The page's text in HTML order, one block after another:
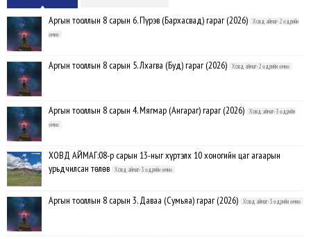
Аргын тооллын 8 сарын 6. Пүрэв (Бархасвад) гараг (2026)
Ховд аймаг-2 өдрийн
өмнө
Аргын тооллын 8 сарын 5. Лхагва (Буд) гараг (2026) Ховд аймаг-2 өдрийн өмнө
Аргын тооллын 8 сарын 4. Мягмар (Ангараг) гараг (2026)
Ховд аймаг-3 өдрийн
өмнө
ХОВД АЙМАГ:08-р сарын 13-ныг хүртэлх 10 хоногийн цаг агаарын
урьдчилсан төлөв
Ховд аймаг-3 өдрийн өмнө
Аргын тооллын 8 сарын 3. Даваа (Сумьяа) гараг (2026) Ховд аймаг-3 өдрийн өмнө